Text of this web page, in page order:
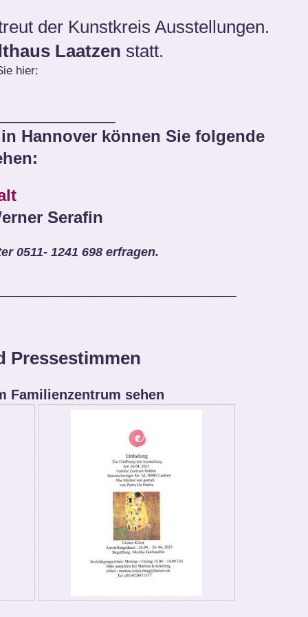
der Kunstkreis Ausstellungen.
Laatzen statt.
hier:
Hannover können Sie folgende
Serafin
0511- 1241 698 erfragen.
Pressestimmen
Familienzentrum sehen